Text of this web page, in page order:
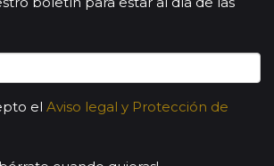
el Aviso legal y Protección de